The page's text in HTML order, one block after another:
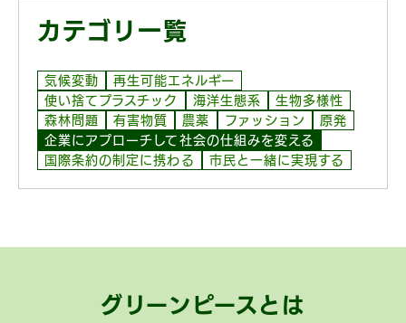
カテゴリ一覧
気候変動
再生可能エネルギー
使い捨てプラスチック
海洋生態系
生物多様性
森林問題
有害物質 農薬 ファッション
原発
企業にアプローチして社会の仕組みを変える
国際条約の制定に携わる
市民と一緒に実現する
グリーンピースとは